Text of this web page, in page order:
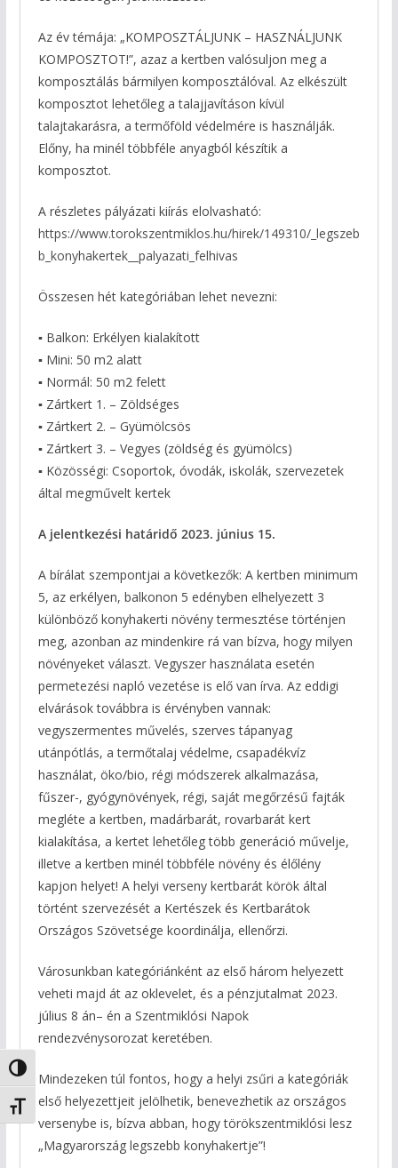
Nagy kontraszt váltása
Betűméret váltása
Az év témája: „KOMPOSZTÁLJUNK – HASZNÁLJUNK
KOMPOSZTOT!”, azaz a kertben valósuljon meg a
komposztálás bármilyen komposztálóval. Az elkészült
komposztot lehetőleg a talajjavításon kívül
talajtakarásra, a termőföld védelmére is használják.
Előny, ha minél többféle anyagból készítik a
komposztot.
A részletes pályázati kiírás elolvasható:
https://www.torokszentmiklos.hu/hirek/149310/_legszeb
b_konyhakertek__palyazati_felhivas
Összesen hét kategóriában lehet nevezni:
▪ Balkon: Erkélyen kialakított
▪ Mini: 50 m2 alatt
▪ Normál: 50 m2 felett
▪ Zártkert 1. – Zöldséges
▪ Zártkert 2. – Gyümölcsös
▪ Zártkert 3. – Vegyes (zöldség és gyümölcs)
▪ Közösségi: Csoportok, óvodák, iskolák, szervezetek
által megművelt kertek
A jelentkezési határidő 2023. június 15.
A bírálat szempontjai a következők: A kertben minimum
5, az erkélyen, balkonon 5 edényben elhelyezett 3
különböző konyhakerti növény termesztése történjen
meg, azonban az mindenkire rá van bízva, hogy milyen
növényeket választ. Vegyszer használata esetén
permetezési napló vezetése is elő van írva. Az eddigi
elvárások továbbra is érvényben vannak:
vegyszermentes művelés, szerves tápanyag
utánpótlás, a termőtalaj védelme, csapadékvíz
használat, öko/bio, régi módszerek alkalmazása,
fűszer-, gyógynövények, régi, saját megőrzésű fajták
megléte a kertben, madárbarát, rovarbarát kert
kialakítása, a kertet lehetőleg több generáció művelje,
illetve a kertben minél többféle növény és élőlény
kapjon helyet! A helyi verseny kertbarát körök által
történt szervezését a Kertészek és Kertbarátok
Országos Szövetsége koordinálja, ellenőrzi.
Városunkban kategóriánként az első három helyezett
veheti majd át az oklevelet, és a pénzjutalmat 2023.
július 8 án– én a Szentmiklósi Napok
rendezvénysorozat keretében.
Mindezeken túl fontos, hogy a helyi zsűri a kategóriák
első helyezettjeit jelölhetik, benevezhetik az országos
versenybe is, bízva abban, hogy törökszentmiklósi lesz
„Magyarország legszebb konyhakertje”!